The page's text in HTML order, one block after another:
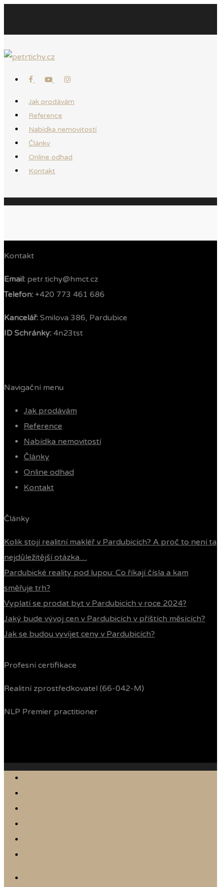
Jak prodávám
Reference
Nabídka nemovitostí
Články
Online odhad
Kontakt
Kontakt
Email: petr.tichy@hmct.cz
Telefon: ‭ +420 773 461 686‬
Kancelář: Smilova 386, Pardubice
ID Schránky: 4n23tst
Navigační menu
Jak prodávám
Reference
Nabídka nemovitostí
Články
Online odhad
Kontakt
Články
Kolik stojí realitní makléř v Pardubicích? A proč to není ta
nejdůležitější otázka…
Pardubické reality pod lupou: Co říkají čísla a kam
směřuje trh?
Vyplatí se prodat byt v Pardubicích v roce 2024?
Jaký bude vývoj cen v Pardubicích v příštích měsících?
Jak se budou vyvíjet ceny v Pardubicích?
Profesní certifikace
Realitní zprostředkovatel (66-042-M)
NLP Premier practitioner